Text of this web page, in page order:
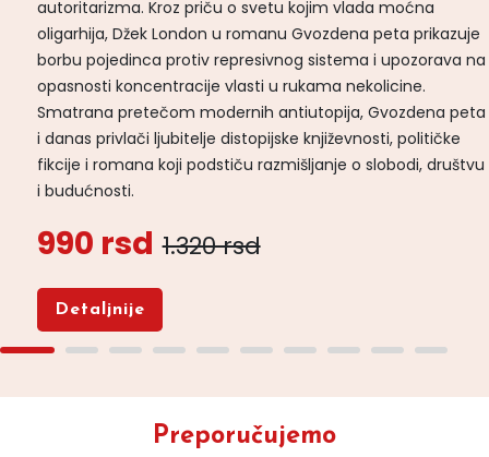
autoritarizma. Kroz priču o svetu kojim vlada moćna
oligarhija, Džek London u romanu Gvozdena peta prikazuje
borbu pojedinca protiv represivnog sistema i upozorava na
opasnosti koncentracije vlasti u rukama nekolicine.
Smatrana pretečom modernih antiutopija, Gvozdena peta
i danas privlači ljubitelje distopijske književnosti, političke
fikcije i romana koji podstiču razmišljanje o slobodi, društvu
i budućnosti.
990 rsd 1.320 rsd
Detaljnije
Preporučujemo